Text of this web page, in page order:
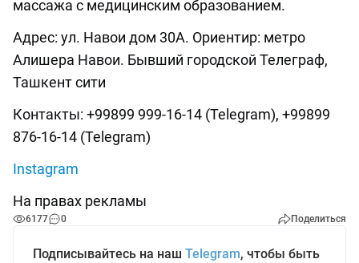
массажа с медицинским образованием.
Адрес: ул. Навои дом 30А. Ориентир: метро
Алишера Навои. Бывший городской Телеграф,
Ташкент сити
Контакты: +99899 999-16-14 (Telegram), +99899
876-16-14 (Telegram)
Instagram
На правах рекламы
6177 0 Поделиться
Подписывайтесь на наш Telegram, чтобы быть